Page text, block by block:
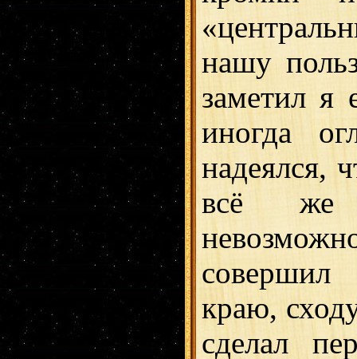
нашу
заметил я
иногда
надеялся,
всё же
краю,
сделал